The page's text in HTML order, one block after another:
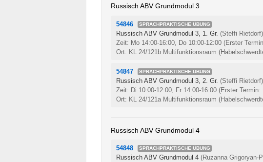
Russisch ABV Grundmodul 3
54846 SPRACHPRAKTISCHE ÜBUNG
Russisch ABV Grundmodul 3, 1. Gr. (Steffi Rietdorf)
Zeit: Mo 14:00-16:00, Do 10:00-12:00 (Erster
Ort: KL 24/121b Multifunktionsraum
54847 SPRACHPRAKTISCHE ÜBUNG
Russisch ABV Grundmodul 3, 2. Gr. (Steffi Rietdorf)
Zeit: Di 10:00-12:00, Fr 14:00-16:00 (Erster Termin:
Ort: KL 24/121a Multifunktionsraum
Russisch ABV Grundmodul 4
54848 SPRACHPRAKTISCHE ÜBUNG
Russisch ABV Grundmodul 4 (Ruzanna Grigoryan-